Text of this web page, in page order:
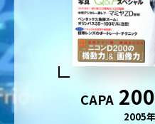
CAPA
2005